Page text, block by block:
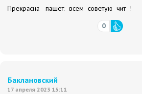
Прекрасна пашет. всем советую чит !
0
Баклановский
17 апреля 2023 15:11